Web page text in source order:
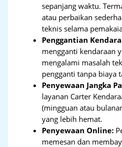
sepanjang waktu.
atau perbaikan
teknis selama
Penggantian
mengganti kendaraan
mengalami masalah
pengganti tanpa biaya
Penyewaan Jangka
layanan Carter
(mingguan atau
yang lebih hemat.
Penyewaan Online:
memesan dan